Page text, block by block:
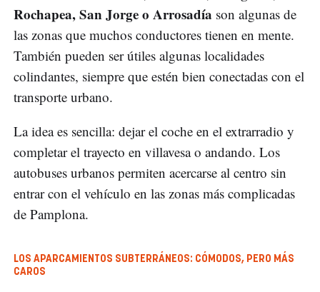
Rochapea, San Jorge o Arrosadía son algunas de
las zonas que muchos conductores tienen en mente.
También pueden ser útiles algunas localidades
colindantes, siempre que estén bien conectadas con el
transporte urbano.
La idea es sencilla: dejar el coche en el extrarradio y
completar el trayecto en villavesa o andando. Los
autobuses urbanos permiten acercarse al centro sin
entrar con el vehículo en las zonas más complicadas
de Pamplona.
LOS APARCAMIENTOS SUBTERRÁNEOS: CÓMODOS, PERO MÁS
CAROS